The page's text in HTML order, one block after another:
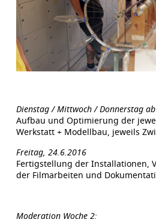
Dienstag / Mittwoch / Donnerstag
Aufbau und Optimierung der
Werkstatt + Modellbau, jeweils
Freitag, 24.6.2016
Fertigstellung der Installationen,
der Filmarbeiten und
Moderation Woche 2: